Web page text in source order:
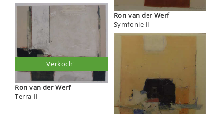
Ron van der Werf
Terra II
Verkocht
Ron van der Werf
Symfonie II